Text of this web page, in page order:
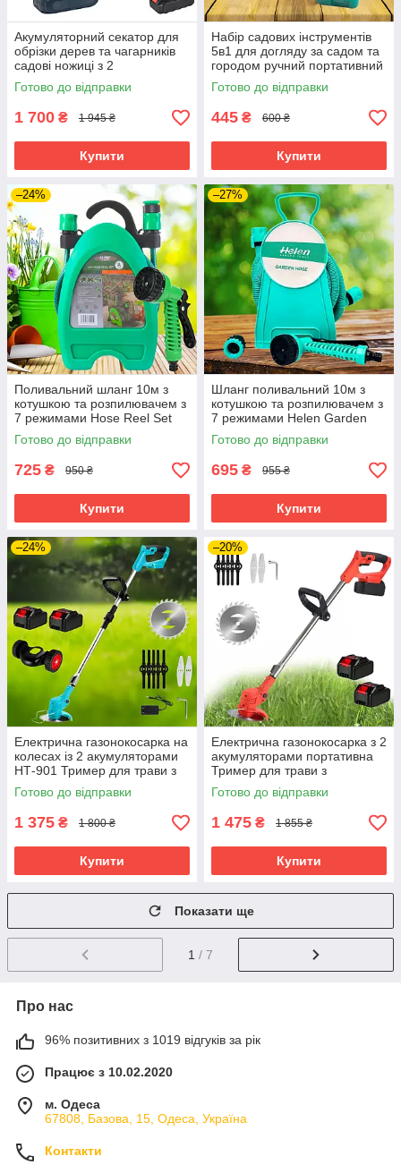
Акумуляторний секатор для
обрізки дерев та чагарників
садові ножиці з 2
акумуляторами 21V в кейсі
Готово до відправки
1 700 ₴ 1 945 ₴
Купити
Набір садових інструментів
5в1 для догляду за садом та
городом ручний портативний
інвентар у кейсі
Готово до відправки
445 ₴ 600 ₴
Купити
–24%
Поливальний шланг 10м з
котушкою та розпилювачем з
7 режимами Hose Reel Set
шланг садовий переносний
Готово до відправки
725 ₴ 950 ₴
Купити
–27%
Шланг поливальний 10м з
котушкою та розпилювачем з
7 режимами Helen Garden
Tools розтягувальний шланг
садовий
Готово до відправки
695 ₴ 955 ₴
Купити
–24%
Електрична газонокосарка на
колесах із 2 акумуляторами
НТ-901 Тример для трави з
телескопічною ручкою
Готово до відправки
1 375 ₴ 1 800 ₴
Купити
–20%
Електрична газонокосарка з 2
акумуляторами портативна
Тример для трави з
телескопічною ручкою
Готово до відправки
1 475 ₴ 1 855 ₴
Купити
Показати ще
1 / 7
Про нас
96% позитивних з 1019 відгуків за рік
Працює з 10.02.2020
м. Одеса
67808, Базова, 15, Одеса, Україна
Контакти